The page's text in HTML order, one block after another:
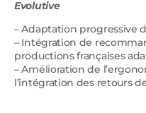
Evolutive
– Adaptation progressive
– Intégration de
productions françaises
– Amélioration de
l’intégration des retours